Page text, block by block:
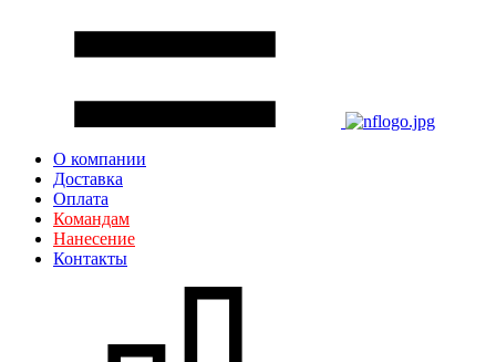
О компании
Доставка
Оплата
Командам
Нанесение
Контакты